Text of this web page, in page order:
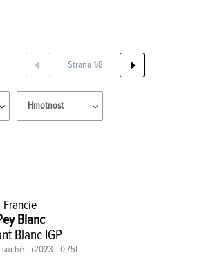
Strana 1/8
Hmotnost
Francie
Blanc
Blanc IGP
- r2023 - 0,75l